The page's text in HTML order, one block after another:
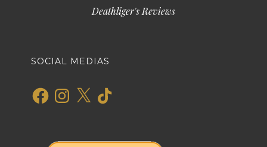
Deathliger's Reviews
SOCIAL MEDIAS
FacebookInstagram
X TikTok